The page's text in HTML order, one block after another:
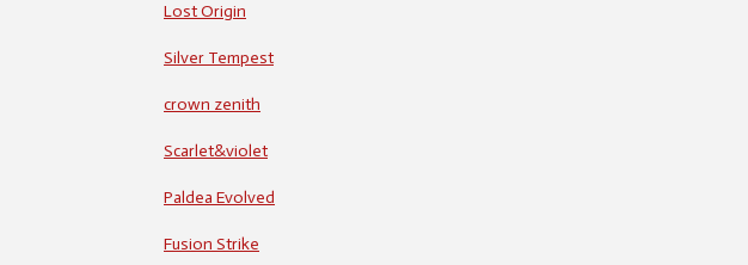
Lost Origin
Silver Tempest
crown zenith
Scarlet&violet
Paldea Evolved
Fusion Strike